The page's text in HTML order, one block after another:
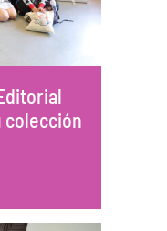
colección